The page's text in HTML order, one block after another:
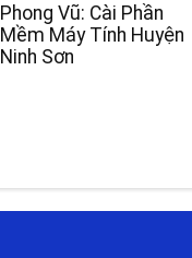
Phong Vũ: Cài Phần
Mềm Máy Tính Huyện
Ninh Sơn